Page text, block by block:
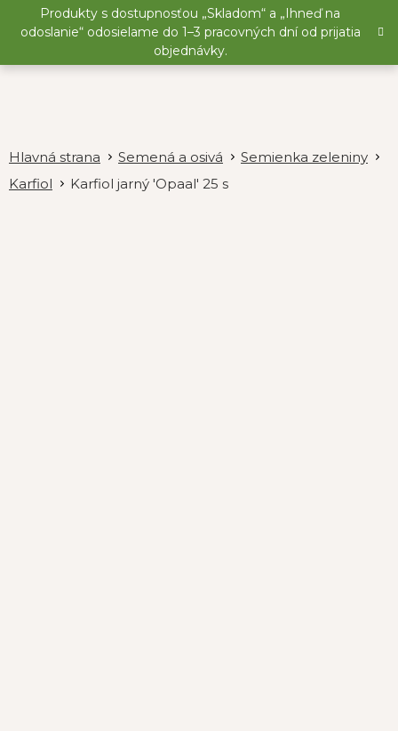
Produkty s dostupnosťou „Skladom“ a „Ihneď na
odoslanie“ odosielame do 1–3 pracovných dní od prijatia
objednávky.
Semená a osivá
Semienka zeleniny
Karfiol
Karfiol jarný 'Opaal' 25 s